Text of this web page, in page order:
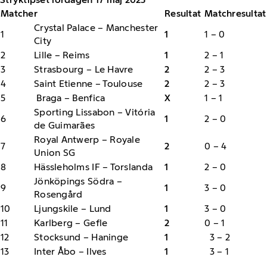
Matcher
Resultat Matchresultat
1
Crystal Palace – Manchester
City
1
1 – 0
2
Lille – Reims 1
2 – 1
3
Strasbourg – Le Havre 2
2 – 3
4
Saint Etienne – Toulouse 2
2 – 3
5
Braga – Benfica X
1 – 1
6
Sporting Lissabon – Vitória
de Guimarães
1 2 – 0
7
Royal Antwerp – Royale
Union SG
2
0 – 4
8
Hässleholms IF – Torslanda 1
2 – 0
9
Jönköpings Södra –
Rosengård
1
3 – 0
10
Ljungskile – Lund 1
3 – 0
11
Karlberg – Gefle 2
0 – 1
12
Stocksund – Haninge 1
3 – 2
13
Inter Åbo – Ilves 1 3 – 1